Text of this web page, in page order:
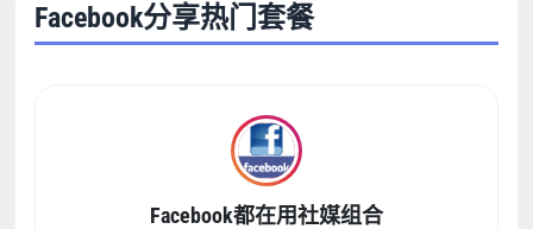
Facebook分享热门套餐
Facebook都在用社媒组合